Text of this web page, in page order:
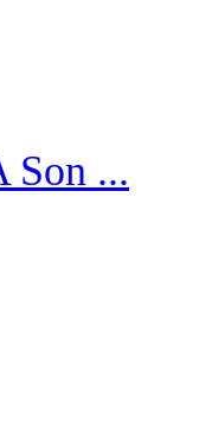
Son ...